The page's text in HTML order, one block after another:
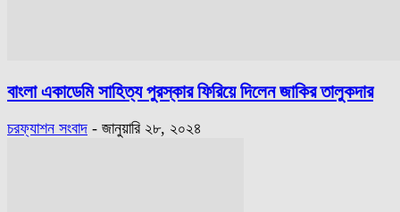
বাংলা একাডেমি সাহিত্য পুরস্কার ফিরিয়ে দিলেন জাকির তালুকদার
চরফ্যাশন সংবাদ - জানুয়ারি ২৮, ২০২৪